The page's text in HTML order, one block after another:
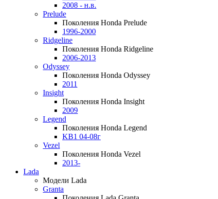
2008 - н.в.
Prelude
Поколения Honda Prelude
1996-2000
Ridgeline
Поколения Honda Ridgeline
2006-2013
Odyssey
Поколения Honda Odyssey
2011
Insight
Поколения Honda Insight
2009
Legend
Поколения Honda Legend
KB1 04-08г
Vezel
Поколения Honda Vezel
2013-
Lada
Модели Lada
Granta